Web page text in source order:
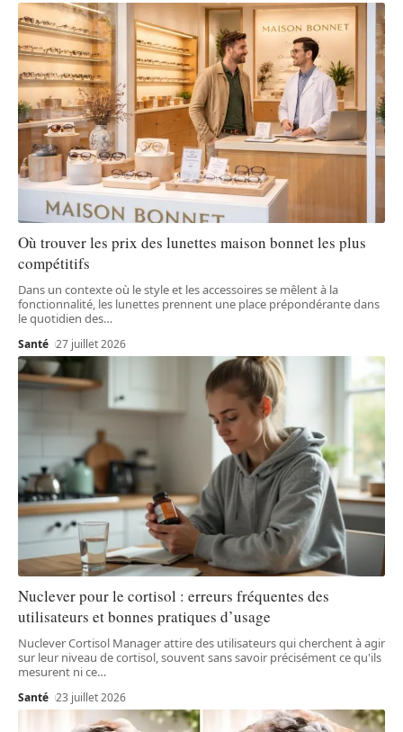
Où trouver les prix des lunettes maison bonnet les plus
compétitifs
Dans un contexte où le style et les accessoires se mêlent à la
fonctionnalité, les lunettes prennent une place prépondérante dans
le quotidien des…
Santé 27 juillet 2026
Nuclever pour le cortisol : erreurs fréquentes des
utilisateurs et bonnes pratiques d’usage
Nuclever Cortisol Manager attire des utilisateurs qui cherchent à agir
sur leur niveau de cortisol, souvent sans savoir précisément ce qu'ils
mesurent ni ce…
Santé 23 juillet 2026